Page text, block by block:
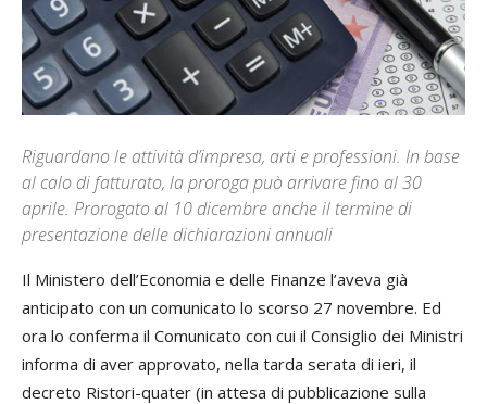
Riguardano le attività d’impresa, arti e professioni. In base
al calo di fatturato, la proroga può arrivare fino al 30
aprile. Prorogato al 10 dicembre anche il termine di
presentazione delle dichiarazioni annuali
Il Ministero dell’Economia e delle Finanze l’aveva già
anticipato con un comunicato lo scorso 27 novembre. Ed
ora lo conferma il Comunicato con cui il Consiglio dei Ministri
informa di aver approvato, nella tarda serata di ieri, il
decreto Ristori-quater (in attesa di pubblicazione sulla